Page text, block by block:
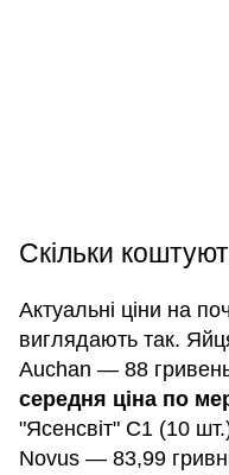
Скільки
Актуальні ціни на
виглядають так.
Auchan — 88
середня ціна по
"Ясенсвіт" С1 (10
Novus — 83,99